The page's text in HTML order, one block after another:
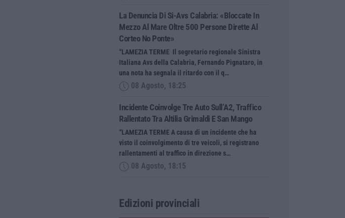
La Denuncia Di Si-Avs Calabria: «Bloccate In
Mezzo Al Mare Oltre 500 Persone Dirette Al
Corteo No Ponte»
“LAMEZIA TERME Il segretario regionale Sinistra
Italiana Avs della Calabria, Fernando Pignataro, in
una nota ha segnala il ritardo con il q…
08 Agosto, 18:25
Incidente Coinvolge Tre Auto Sull’A2, Traffico
Rallentato Tra Altilia Grimaldi E San Mango
“LAMEZIA TERME A causa di un incidente che ha
visto il coinvolgimento di tre veicoli, si registrano
rallentamenti al traffico in direzione s…
08 Agosto, 18:15
Edizioni provinciali